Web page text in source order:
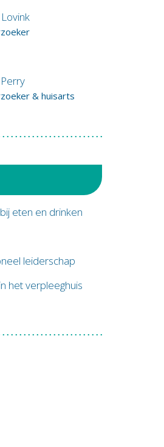
& huisarts
eten en drinken
leiderschap
het verpleeghuis